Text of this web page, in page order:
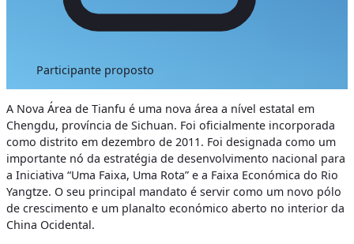
Participante proposto
A Nova Área de Tianfu é uma nova área a nível estatal em
Chengdu, província de Sichuan. Foi oficialmente incorporada
como distrito em dezembro de 2011. Foi designada como um
importante nó da estratégia de desenvolvimento nacional para
a Iniciativa “Uma Faixa, Uma Rota” e a Faixa Económica do Rio
Yangtze. O seu principal mandato é servir como um novo pólo
de crescimento e um planalto económico aberto no interior da
China Ocidental.